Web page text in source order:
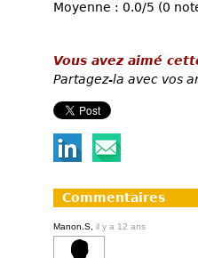
Moyenne : 0.0/5 (0
Vous avez aimé
Partagez-la avec vos
Commentaires
Manon.S, il y a 12 ans